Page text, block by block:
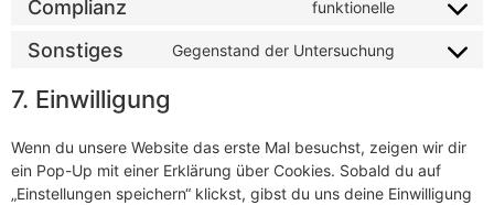
Complianz funktionelle
Sonstiges Gegenstand der Untersuchung
7. Einwilligung
Wenn du unsere Website das erste Mal besuchst, zeigen wir dir
ein Pop-Up mit einer Erklärung über Cookies. Sobald du auf
„Einstellungen speichern“ klickst, gibst du uns deine Einwilligung